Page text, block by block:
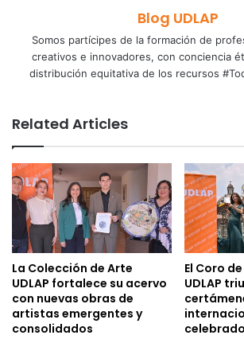
Blog UDLAP
Somos partícipes de la formación de
creativos e innovadores, con conciencia
distribución equitativa de los recursos
Related Articles
La Colección de Arte
UDLAP fortalece su acervo
con nuevas obras de
artistas emergentes y
consolidados
El Coro
UDLAP